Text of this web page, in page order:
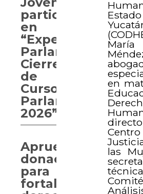
María
en
las
participan
en
“Experiencia
Parlamentaria.
Cierre
de
Curso
Parlamentario
2026”
Aprueban
donaciones
para
fortalecer